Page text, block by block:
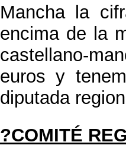
Mancha la
encima de la
castellano-
euros y
diputada
?COMITÉ